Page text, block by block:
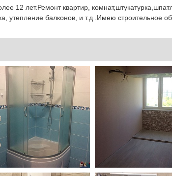
12 лет.Ремонт квартир,
утепление балконов, и т.д .Имею строительное